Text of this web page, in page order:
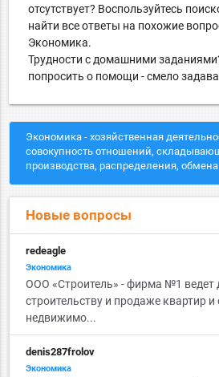
отсутствует? Воспользуйтесь
найти все ответы на похожие
Экономика.
Трудности с домашними
попросить о помощи - смело
Экономика - хозяйственная
совокупность отношений,
производства, распределения,
Новые вопросы
redeagle
Экономика
ООО «Строитель» - фирма №1 ведет
строительству и продаже квартир
недвижимо...
denis287frolov
Экономика